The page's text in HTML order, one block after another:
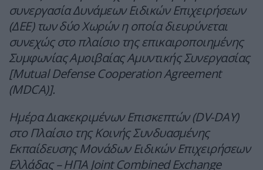
συνεργασία Δυνάμεων Ειδικών Επιχειρήσεων
(ΔΕΕ) των δύο Χωρών η οποία διευρύνεται
συνεχώς στο πλαίσιο της επικαιροποιημένης
Συμφωνίας Αμοιβαίας Αμυντικής Συνεργασίας
[Mutual Defense Cooperation Agreement
(MDCA)].
Ημέρα Διακεκριμένων Επισκεπτών (DV-DAY)
στο Πλαίσιο της Κοινής Συνδυασμένης
Εκπαίδευσης Μονάδων Ειδικών Επιχειρήσεων
Ελλάδας – ΗΠΑ Joint Combined Exchange